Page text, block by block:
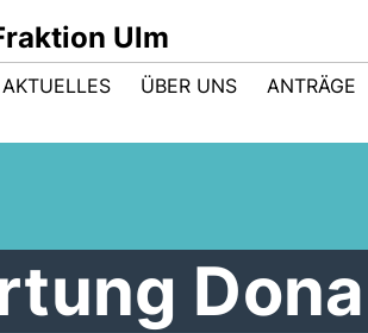
Ulm
AKTUELLES ÜBER UNS ANTRÄGE